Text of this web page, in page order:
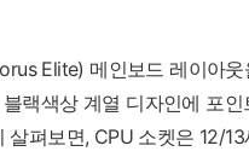
Elite) 메인보드 레이아
랙색상 계열 디자인에 포
펴보면, CPU 소켓은 12/